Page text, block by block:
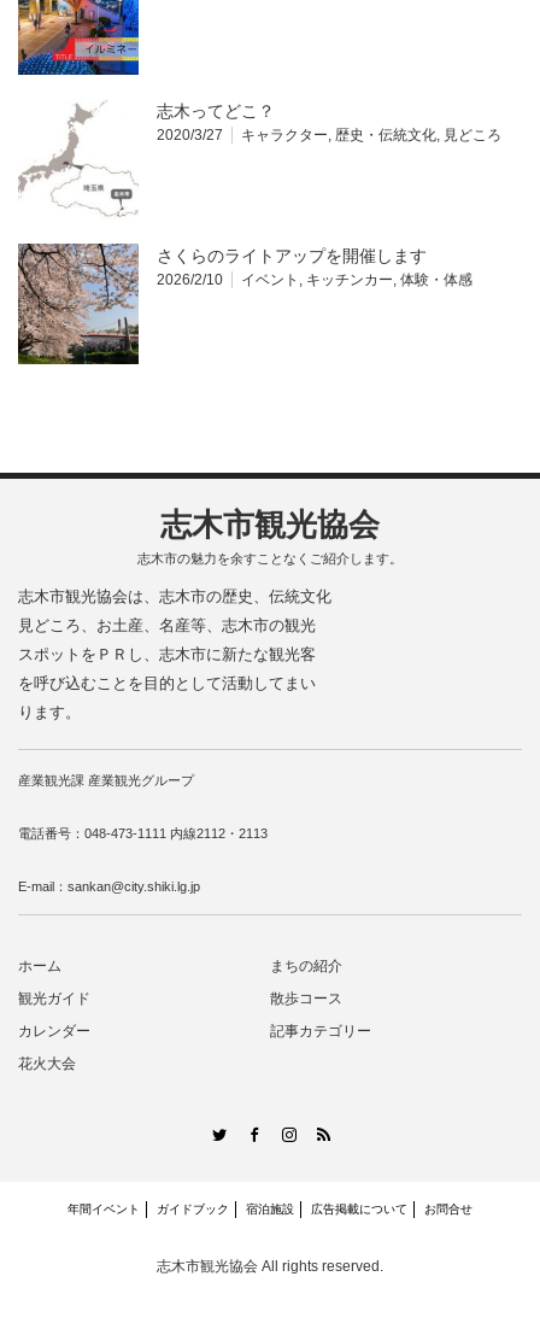
志木ってどこ？
2020/3/27 キャラクター 歴史・伝統文化 見どころ
さくらのライトアップを開催します
2026/2/10 イベント キッチンカー 体験・体感
志木市観光協会
志木市の魅力を余すことなくご紹介します。
志木市観光協会は、志木市の歴史、伝統文化
見どころ、お土産、名産等、志木市の観光
スポットをＰＲし、志木市に新たな観光客
を呼び込むことを目的として活動してまい
ります。
産業観光課 産業観光グループ
電話番号：048-473-1111 内線2112・2113
E-mail：sankan@city.shiki.lg.jp
ホーム
まちの紹介
観光ガイド
散歩コース
カレンダー
記事カテゴリー
花火大会
TwitterFacebookInstagram
RSS
年間イベント ガイドブック 宿泊施設 広告掲載について お問合せ
志木市観光協会 All rights reserved.